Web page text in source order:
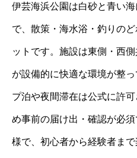
伊芸海浜公園は白砂と青い
で、散策・海水浴・釣りの
ットです。施設は東側・西
が設備的に快適な環境が整
プ泊や夜間滞在は公式に許
め事前の届け出・確認が必
様で、初心者から経験者ま